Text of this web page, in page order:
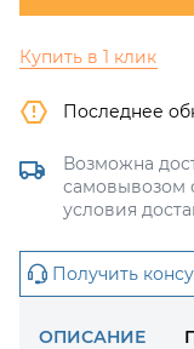
Купить в 1 клик
Последнее
Возможна
самовывозом
условия
Получить
ОПИСАНИЕ